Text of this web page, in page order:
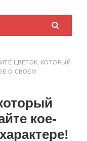
ЦВЕТОК, КОТОРЫЙ
О СВОЕМ
кое-